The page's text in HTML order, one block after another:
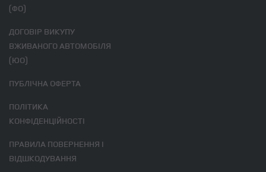
(ФО)
ДОГОВІР ВИКУПУ
ВЖИВАНОГО АВТОМОБІЛЯ
(ЮО)
ПУБЛІЧНА ОФЕРТА
ПОЛІТИКА
КОНФІДЕНЦІЙНОСТІ
ПРАВИЛА ПОВЕРНЕННЯ І
ВІДШКОДУВАННЯ